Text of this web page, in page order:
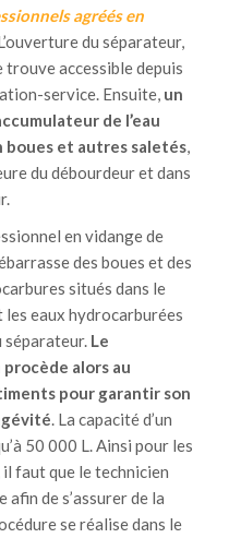
agréés en
du séparateur,
trouve accessible depuis
service. Ensuite, un
de l’eau
boues et autres saletés
du débourdeur et dans
en vidange de
des boues et des
situés dans le
les eaux hydrocarburées
séparateur. Le
alors au
pour garantir son
. La capacité d’un
50 000 L. Ainsi pour les
il faut que le technicien
afin de s’assurer de la
se réalise dans le